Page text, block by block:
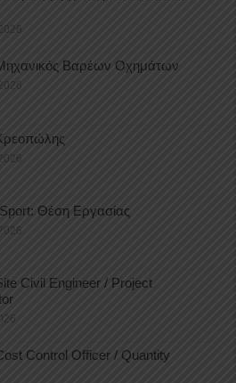
Μηχανικός Βαρέων Οχημάτων
Κρεοπώλης
Θέση Εργασίας
Site Civil Engineer / Project
Cost Control Officer / Quantity